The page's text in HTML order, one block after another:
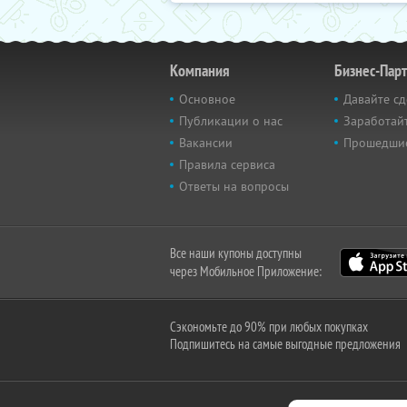
Компания
Основное
Публикации о нас
Вакансии
Правила сервиса
Ответы на вопросы
Бизнес-
Давайте
Все наши купоны доступны
через Мобильное Приложение:
Сэкономьте до 90% при любых покупках
Подпишитесь на самые выгодные предложения